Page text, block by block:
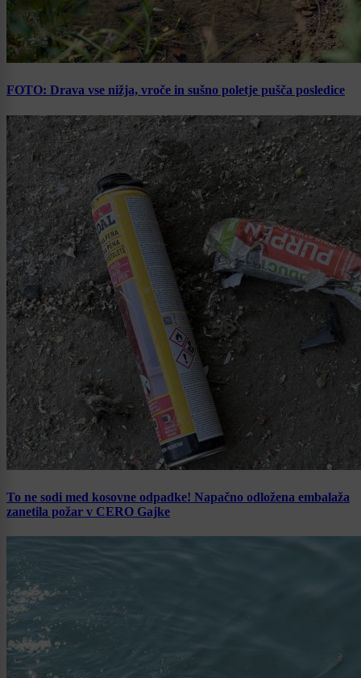
FOTO: Drava vse nižja, vroče in sušno poletje pušča posledice
To ne sodi med kosovne odpadke! Napačno odložena embalaža
zanetila požar v CERO Gajke